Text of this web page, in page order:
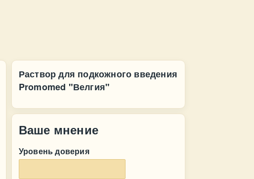
Раствор для подкожного введения
Promomed "Велгия"
Ваше мнение
Уровень доверия